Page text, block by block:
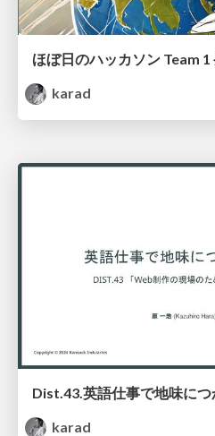
ほぼ日のハッカソン Team 1
karad
Dist.43.英語仕事で地味に
karad